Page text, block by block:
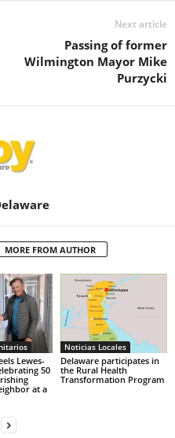
Next article
Passing of former
Wilmington Mayor Mike
Purzycki
MORE FROM AUTHOR
Lewes-
50
at a
Noticias Locales
Delaware participates in
the Rural Health
Transformation Program